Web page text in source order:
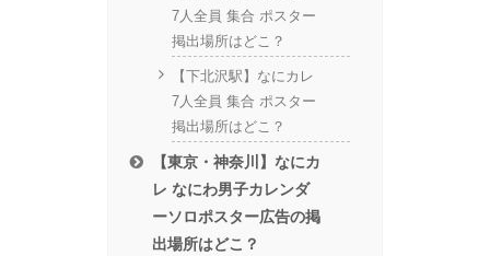
7人全員 集合 ポスター
掲出場所はどこ？
【下北沢駅】なにカレ
7人全員 集合 ポスター
掲出場所はどこ？
【東京・神奈川】なにカ
レ なにわ男子カレンダ
ーソロポスター広告の掲
出場所はどこ？